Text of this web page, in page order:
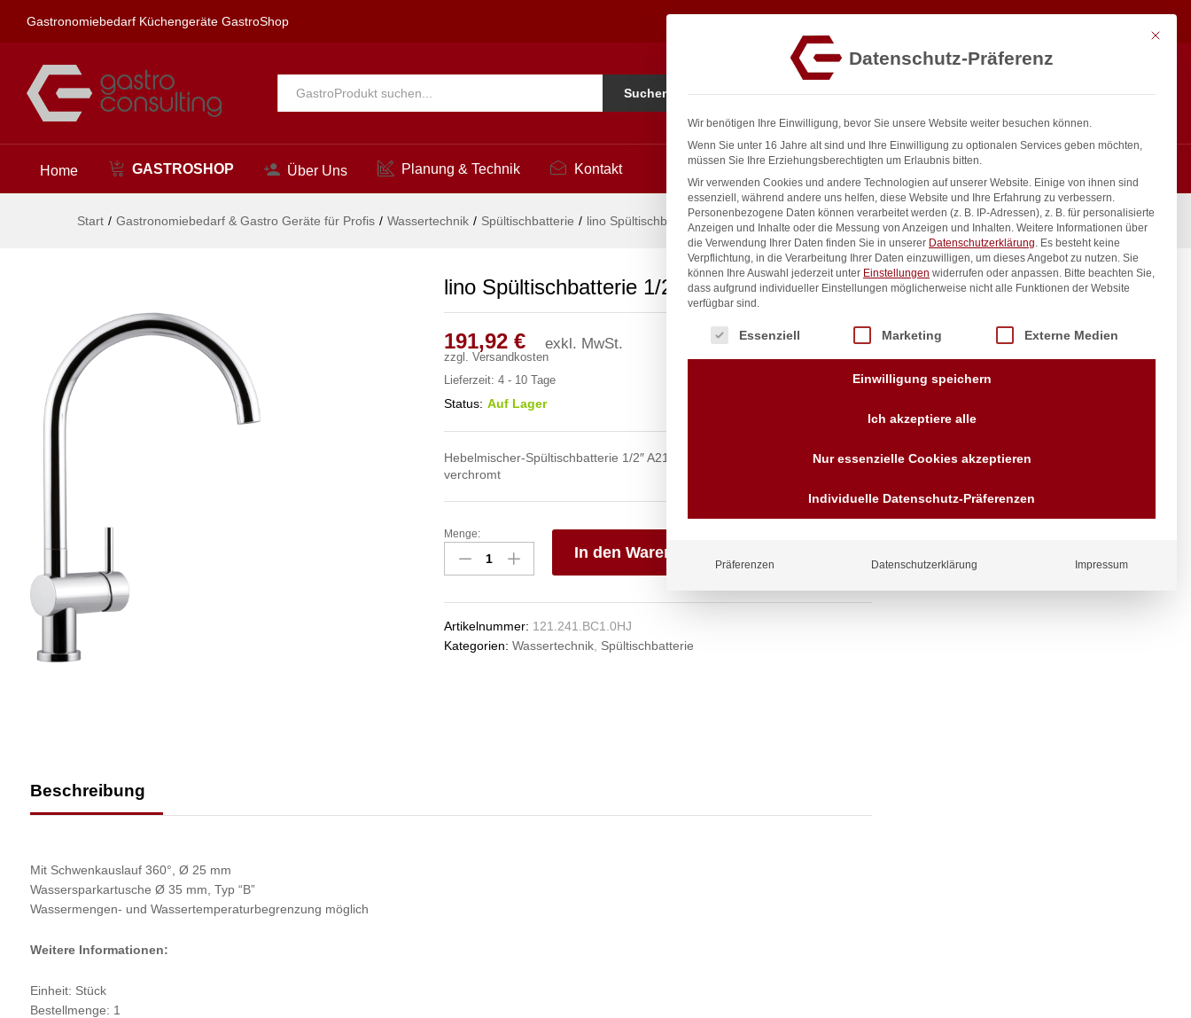
Gastronomiebedarf Küchengeräte GastroShop
Alle Suchen
Home GASTROSHOP Über Uns Planung & Technik Kontakt
Start / Gastronomiebedarf & Gastro Geräte für Profis / Wassertechnik / Spültischbatterie / lino Spültischbatterie 1/2″
lino Spültischbatterie 1/2″
191,92 € exkl. MwSt.
zzgl. Versandkosten
Lieferzeit: 4 - 10 Tage
Status: Auf Lager
Hebelmischer-Spültischbatterie 1/2″ A210 H240 mit Schwenkauslauf
verchromt
lino
Spültischbatterie
1/2"
Menge:
In den Warenkorb
Artikelnummer: 121.241.BC1.0HJ
Kategorien: Wassertechnik, Spültischbatterie
Beschreibung
Mit Schwenkauslauf 360°, Ø 25 mm
Wassersparkartusche Ø 35 mm, Typ “B”
Wassermengen- und Wassertemperaturbegrenzung möglich
Weitere Informationen:
Einheit: Stück
Bestellmenge: 1
inkl. / exkl. MwSt.
Anfragen
Wir sind seit über 40 Jahren
für Sie da
Vorrauskasse Paypal,
Kreditkarte, Direkt
Beschreibung
191,92€ exkl. MwSt. In den Warenkorb
Mit
Datenschutz-Präferenz
Wir benötigen Ihre Einwilligung, bevor Sie unsere Website weiter besuchen können.
Wenn Sie unter 16 Jahre alt sind und Ihre Einwilligung zu optionalen Services geben möchten,
müssen Sie Ihre Erziehungsberechtigten um Erlaubnis bitten.
Wir verwenden Cookies und andere Technologien auf unserer Website. Einige von ihnen sind
essenziell, während andere uns helfen, diese Website und Ihre Erfahrung zu verbessern.
Personenbezogene Daten können verarbeitet werden (z. B. IP-Adressen), z. B. für personalisierte
Anzeigen und Inhalte oder die Messung von Anzeigen und Inhalten. Weitere Informationen über
die Verwendung Ihrer Daten finden Sie in unserer Datenschutzerklärung. Es besteht keine
Verpflichtung, in die Verarbeitung Ihrer Daten einzuwilligen, um dieses Angebot zu nutzen. Sie
können Ihre Auswahl jederzeit unter Einstellungen widerrufen oder anpassen. Bitte beachten Sie,
dass aufgrund individueller Einstellungen möglicherweise nicht alle Funktionen der Website
verfügbar sind.
Es folgt eine Liste der Service-Gruppen, für die eine Einwilligung erteilt werden kann.
Essenziell Marketing Externe Medien
Einwilligung speichern
Ich akzeptiere alle
Nur essenzielle Cookies akzeptieren
Individuelle Datenschutz-Präferenzen
Präferenzen Datenschutzerklärung Impressum